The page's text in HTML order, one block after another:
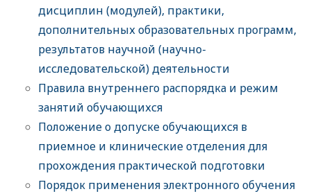
дисциплин (модулей), практики,
дополнительных образовательных программ,
результатов научной (научно-
исследовательской) деятельности
Правила внутреннего распорядка и режим
занятий обучающихся
Положение о допуске обучающихся в
приемное и клинические отделения для
прохождения практической подготовки
Порядок применения электронного обучения